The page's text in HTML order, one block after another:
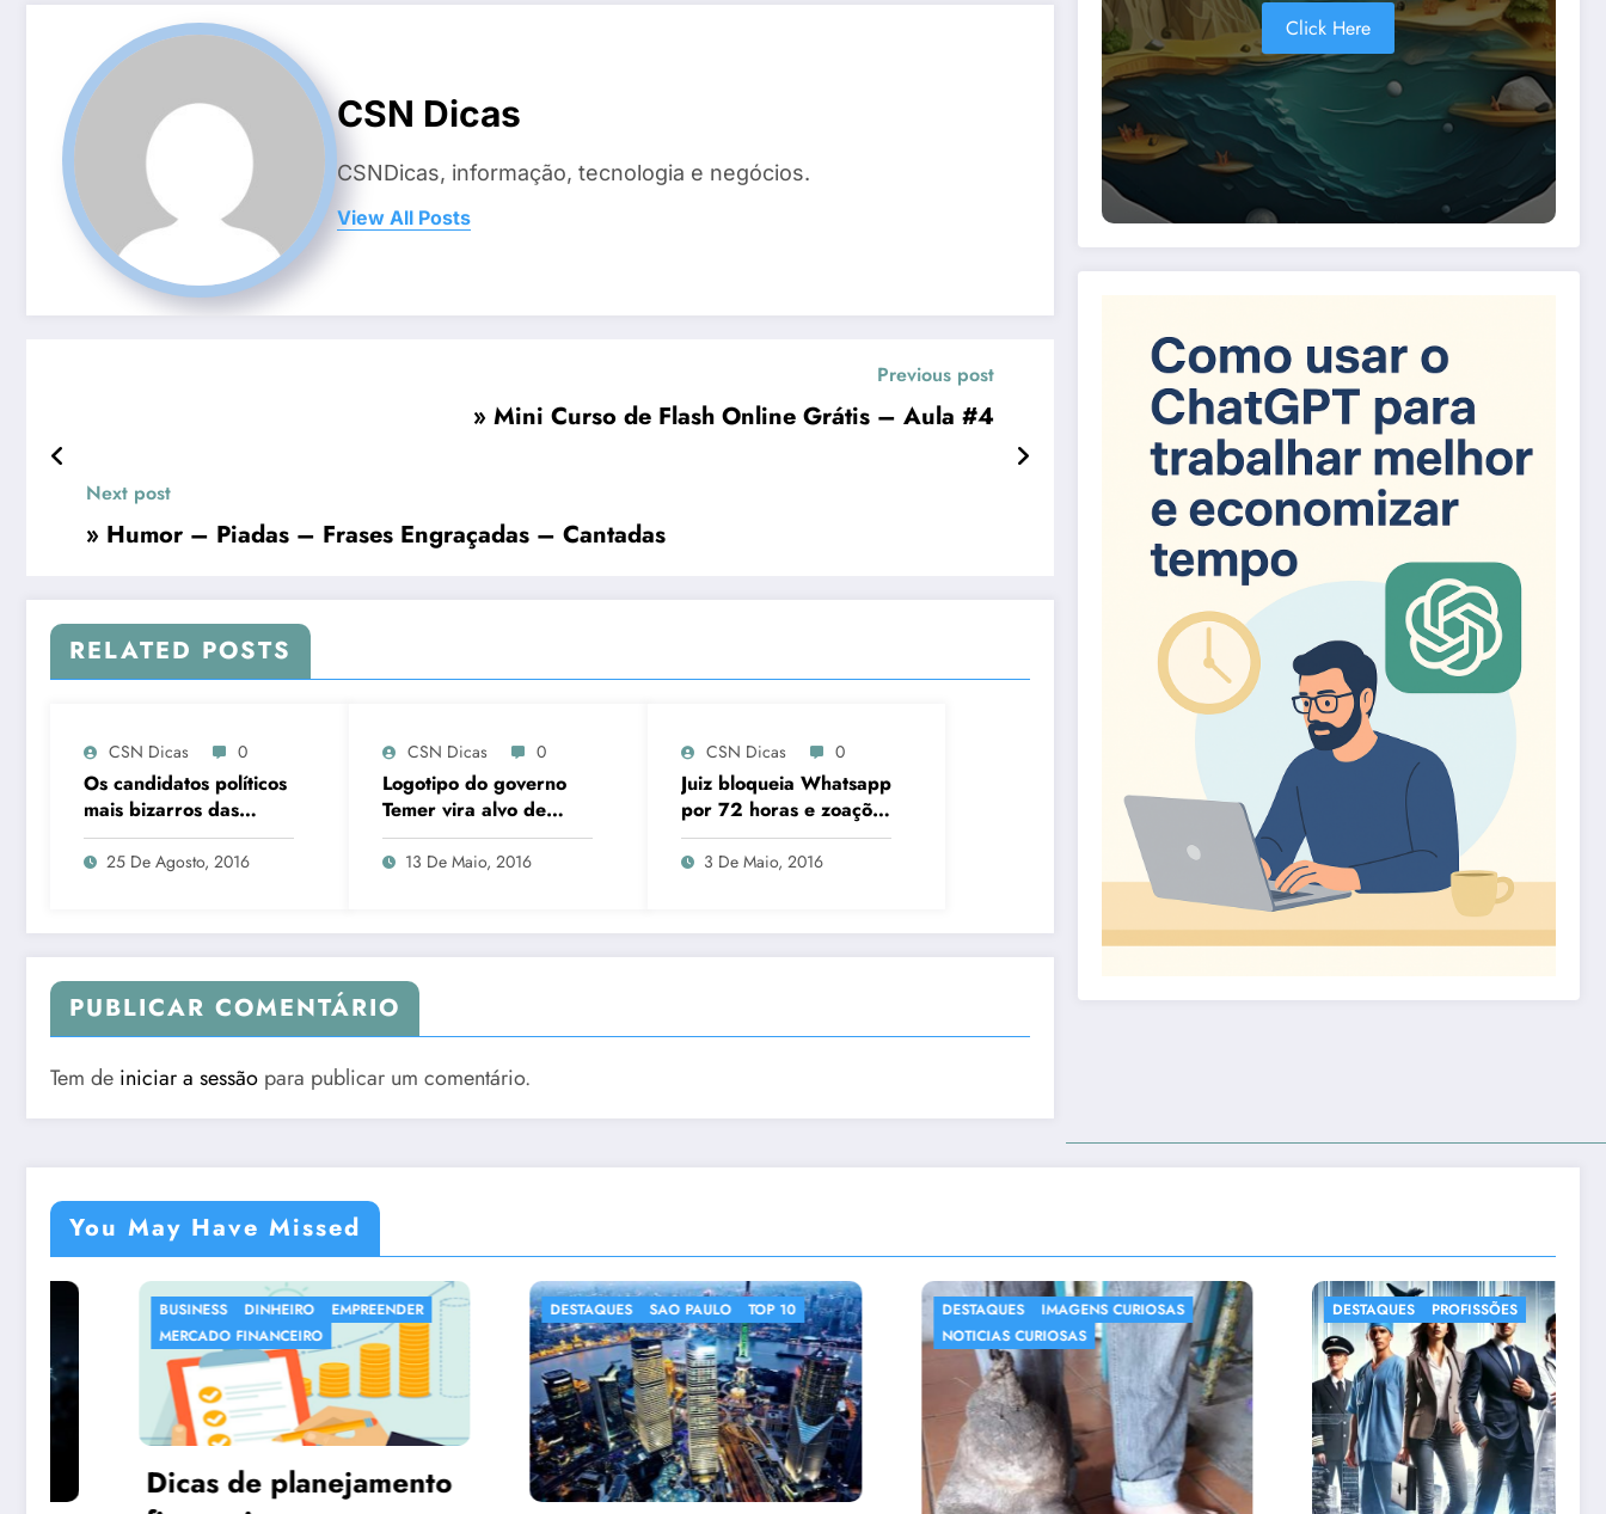
CSN Dicas
CSNDicas, informação, tecnologia e negócios.
View All Posts
Previous post
» Mini Curso de Flash Online Grátis – Aula #4
Next post
» Humor – Piadas – Frases Engraçadas – Cantadas
RELATED POSTS
CSN Dicas 0
Os candidatos políticos
mais bizarros das
eleições #1
25 De Agosto, 2016
CSN Dicas 0
Logotipo do governo
Temer vira alvo de
zoações nas Redes
sociais
13 De Maio, 2016
CSN Dicas 0
Juiz bloqueia Whatsapp
por 72 horas e zoações
invadem as redes
sociais
3 De Maio, 2016
PUBLICAR COMENTÁRIO
Tem de iniciar a sessão para publicar um comentário.
Click Here
You May Have Missed
DINHEIRO
EMPREENDER
MERCADO FINANCEIRO
Dicas de planejamento
DESTAQUES SAO PAULO TOP 10 DESTAQUES
IMAGENS CURIOSAS
NOTICIAS CURIOSAS
DESTAQUES PROFISSÕES